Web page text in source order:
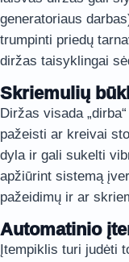
generatoriaus
trumpinti priedų
diržas taisyklingai
Skriemulių
Diržas visada
pažeisti ar kreivai
dyla ir gali sukelti
apžiūrint sistemą
pažeidimų ir ar
Automatinio
Įtempiklis turi judėti